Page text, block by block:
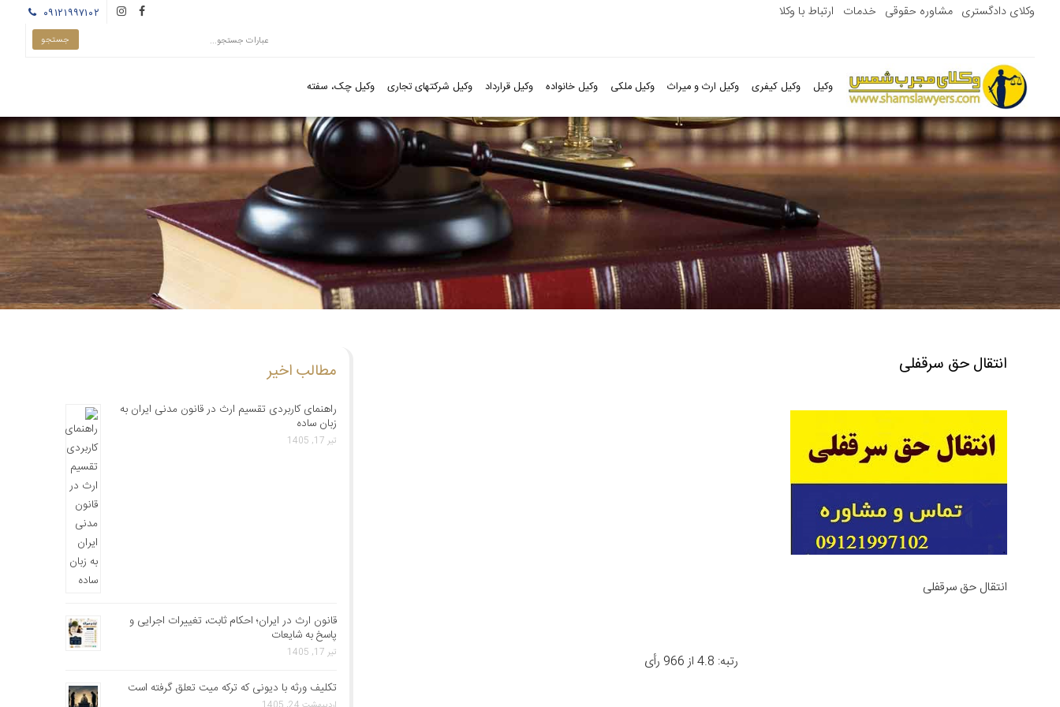
۰۹۱۲۱۹۹۷۱۰۲ وکلای دادگستری مشاوره حقوقی خدمات ارتباط با وکلا
وکیل وکیل کیفری وکیل ارث و میراث وکیل ملکی وکیل خانواده وکیل قرارداد وکیل شرکتهای تجاری وکیل چک، سفته
انتقال حق سرقفلی
انتقال حق سرقفلی
رتبه: 4.8 از 966 رأی
مطالب اخیر
راهنمای کاربردی تقسیم ارث در قانون مدنی ایران به
زبان ساده
تیر 17, 1405
قانون ارث در ایران؛ احکام ثابت، تغییرات اجرایی و
پاسخ به شایعات
تیر 17, 1405
تکلیف ورثه با دیونی که ترکه میت تعلق گرفته است